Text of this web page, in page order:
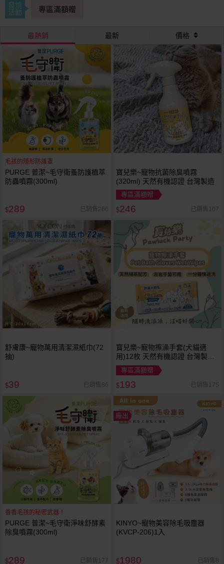
發燒
活動
專區滿額贈
最熱銷 最新 價格
毛孩的隱形防護罩
PURGE 普潔~毛守衛蚤防護植萃
防蟲噴霧(300ml)
$289 已銷售266
寶兒樂~寵物抗菌除臭噴霧
(320ml) 天然有機認證 台灣製造
專區滿額贈
$246 已銷售107
舒膚康~寵物萬用清潔濕紙巾(72
抽)
$39 已銷售86
寶兒樂~寵物擦澡手套(犬貓適
用)12枚 天然有機認證 台灣製造
濕式
專區滿額贈
$193 已銷售175
香香毛孩的秘密武器！
PURGE 普潔~毛守衛淨味舒酵素
除臭噴霧(300ml)
$289 已銷售177
廠出
KINYO~寵物美容除毛吸塵器
(KVCP-206)1入
$1980 已銷售8